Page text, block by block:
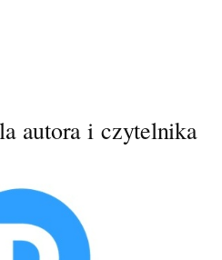
autora i czytelnika